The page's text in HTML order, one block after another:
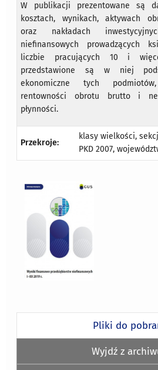
W publikacji prezentowane są
kosztach, wynikach, aktywach
oraz nakładach
niefinansowych prowadzących
liczbie pracujących 10 i
przedstawione są w niej
ekonomiczne tych
rentowności obrotu brutto i
płynności.
Przekroje:
klasy wielkości,
PKD 2007,
Pliki do
Wyjdź z